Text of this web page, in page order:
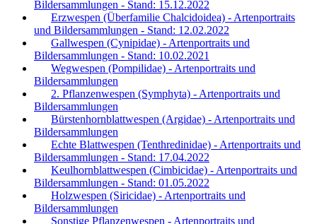
Bildersammlungen - Stand: 15.12.2022
Erzwespen (Überfamilie Chalcidoidea) - Artenportraits
und Bildersammlungen - Stand: 12.02.2022
Gallwespen (Cynipidae) - Artenportraits und
Bildersammlungen - Stand: 10.02.2021
Wegwespen (Pompilidae) - Artenportraits und
Bildersammlungen
2. Pflanzenwespen (Symphyta) - Artenportraits und
Bildersammlungen
Bürstenhornblattwespen (Argidae) - Artenportraits und
Bildersammlungen
Echte Blattwespen (Tenthredinidae) - Artenportraits und
Bildersammlungen - Stand: 17.04.2022
Keulhornblattwespen (Cimbicidae) - Artenportraits und
Bildersammlungen - Stand: 01.05.2022
Holzwespen (Siricidae) - Artenportraits und
Bildersammlungen
Sonstige Pflanzenwespen - Artenportraits und